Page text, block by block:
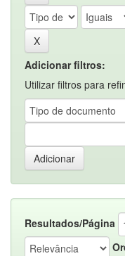
Adicionar filtros:
Utilizar filtros para
Resultados/Página